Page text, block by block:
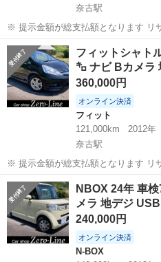
奈古駅
※ 提示金額が総支払額となります リ
まず支払い能力がない、約束を守れ
らない質問、値引き交渉をされる方
ださい。もしされた場合はブロッ...
山口 萩市 奈古駅 フリード
フィットシャト
㌔ ナビ Bカメラ
360,000円
オンライン決済
フィット
121,000km
2012年
奈古駅
※ 提示金額が総支払額となります リ
まず支払い能力がない、約束を守れ
らない質問、値引き交渉をされる方
ださい。もしされた場合はブロッ...
山口 萩市 フィット
NBOX 24年 車
メラ 地デジ USB
240,000円
オンライン決済
N-BOX